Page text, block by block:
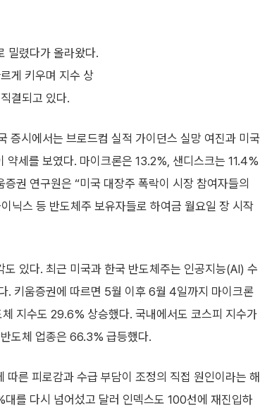
밀렸다가 올라왔다.
게 키우며 지수 상
결되고 있다.
증시에서는 브로드컴 실적 가이던스 실망 여진과 미국
약세를 보였다. 마이크론은 13.2%, 샌디스크는 11.4%
권 연구원은 “미국 대장주 폭락이 시장 참여자들의
닉스 등 반도체주 보유자들로 하여금 월요일 장 시작
있다. 최근 미국과 한국 반도체주는 인공지능(AI) 수
. 키움증권에 따르면 5월 이후 6월 4일까지 마이크론
지수도 29.6% 상승했다. 국내에서도 코스피 지수가
도체 업종은 66.3% 급등했다.
른 피로감과 수급 부담이 조정의 직접 원인이라는 해
를 다시 넘어섰고 달러 인덱스도 100선에 재진입하